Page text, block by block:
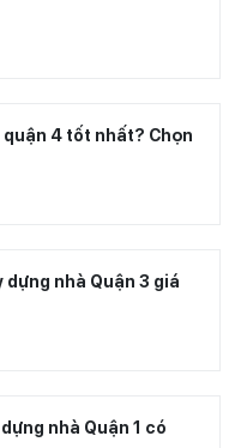
4 tốt nhất? Chọn
dựng nhà Quận 3 giá
nhà Quận 1 có